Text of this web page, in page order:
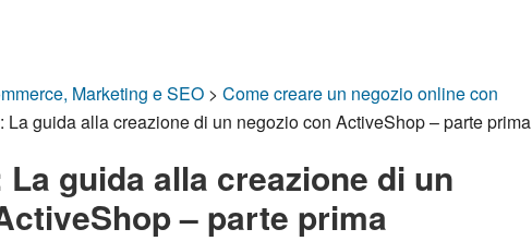
Marketing e SEO > Come creare un negozio online con
La guida alla creazione di un negozio con ActiveShop – parte prima
guida alla creazione di un
– parte prima